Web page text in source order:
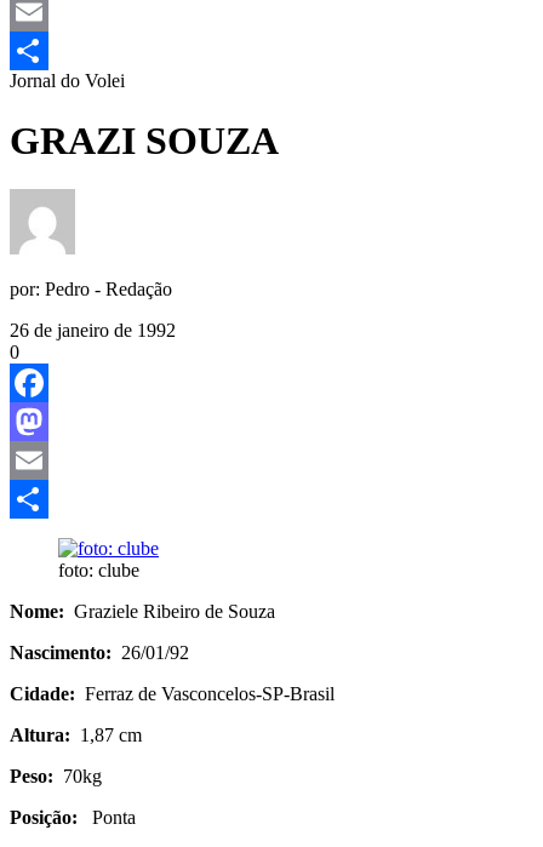
Mastodon
Email
Share
Jornal do Volei
GRAZI SOUZA
por: Pedro - Redação
26 de janeiro de 1992
0
Facebook
Mastodon
Email
foto: clube
Nome: Graziele Ribeiro de Souza
Nascimento: 26/01/92
Cidade: Ferraz de Vasconcelos-SP-Brasil
Altura: 1,87 cm
Peso: 70kg
Posição: Ponta